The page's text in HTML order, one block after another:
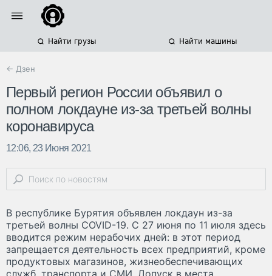
Найти грузы Найти машины
← Дзен
Первый регион России объявил о
полном локдауне из-за третьей волны
коронавируса
12:06, 23 Июня 2021
В республике Бурятия объявлен локдаун из-за
третьей волны COVID-19. С 27 июня по 11 июля здесь
вводится режим нерабочих дней: в этот период
запрещается деятельность всех предприятий, кроме
продуктовых магазинов, жизнеобеспечивающих